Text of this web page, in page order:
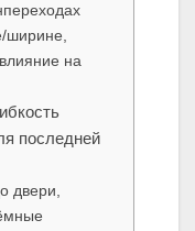
ширине,
на
последней
двери,